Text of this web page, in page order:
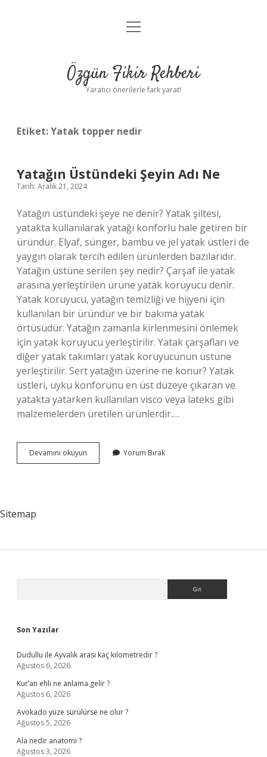
Gizlilik Politikası
Yasal Uyarı
menüyü
Özgün Fikir Rehberi
Yaratıcı önerilerle fark yarat!
Etiket:Yatak topper nedir
Yatağın Üstündeki Şeyin Adı Ne
Tarih: Aralık 21, 2024
Yatağın üstündeki şeye ne denir? Yatak şiltesi,
yatakta kullanılarak yatağı konforlu hale getiren bir
üründür. Elyaf, sünger, bambu ve jel yatak üstleri de
yaygın olarak tercih edilen ürünlerden bazılarıdır.
Yatağın üstüne serilen şey nedir? Çarşaf ile yatak
arasına yerleştirilen ürüne yatak koruyucu denir.
Yatak koruyucu, yatağın temizliği ve hijyeni için
kullanılan bir üründür ve bir bakıma yatak
örtüsüdür. Yatağın zamanla kirlenmesini önlemek
için yatak koruyucu yerleştirilir. Yatak çarşafları ve
diğer yatak takımları yatak koruyucunun üstüne
yerleştirilir. Sert yatağın üzerine ne konur? Yatak
üstleri, uyku konforunu en üst düzeye çıkaran ve
yatakta yatarken kullanılan visco veya lateks gibi
malzemelerden üretilen ürünlerdir.…
Devamını okuyun
Üstündeki
Yorum Bırak
Sitemap
Son Yazılar
Dudullu ile Ayvalık arası kaç kilometredir ?
Ağustos 6, 2026
Kur’an ehli ne anlama gelir ?
Ağustos 6, 2026
Avokado yüze sürülürse ne olur ?
Ağustos 5, 2026
Ala nedir anatomi ?
Ağustos 3, 2026